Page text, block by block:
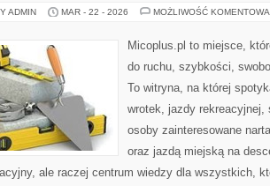
ADMIN MAR - 22 - 2026 MOŻLIWOŚĆ
Micoplus.pl to miejsce,
do ruchu, szybkości,
To witryna, na której
wrotek, jazdy rekreacyjnej,
osoby zainteresowane
oraz jazdą miejską na
ale raczej centrum wiedzy dla wszystkich,